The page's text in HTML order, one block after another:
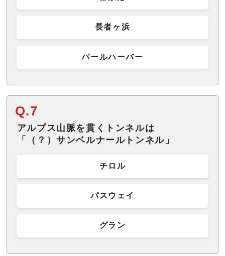
長者ヶ浜
パールハーバー
Q.7
アルプス山脈を貫くトンネルは
「（？）サンベルナールトンネル」
チロル
パスウェイ
グラン